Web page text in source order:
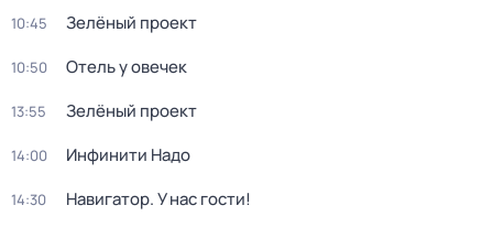
10:45 Зелёный проект
10:50 Отель у овечек
13:55 Зелёный проект
14:00 Инфинити Надо
14:30 Навигатор. У нас гости!